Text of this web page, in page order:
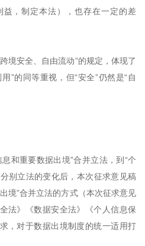
，制定本法），也存在一定的差
境安全、自由流动”的规定，体现了
”的同等重视，但“安全”仍然是“自
和重要数据出境”合并立法，到“个
别立法的变化后，本次征求意见稿
境”合并立法的方式（本次征求意见
法》《数据安全法》《个人信息保
，对于数据出境制度的统一适用打